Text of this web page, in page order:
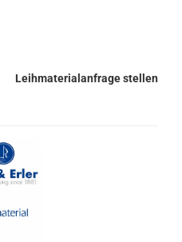
Leihmaterialanfrage stellen